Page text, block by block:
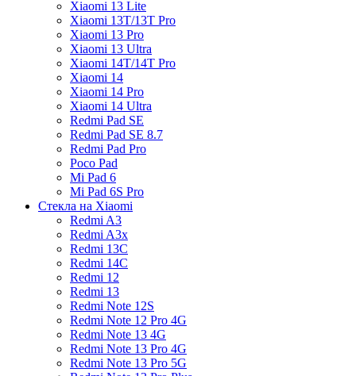
Xiaomi 13 Lite
Xiaomi 13T/13T Pro
Xiaomi 13 Pro
Xiaomi 13 Ultra
Xiaomi 14T/14T Pro
Xiaomi 14
Xiaomi 14 Pro
Xiaomi 14 Ultra
Redmi Pad SE
Redmi Pad SE 8.7
Redmi Pad Pro
Poco Pad
Mi Pad 6
Mi Pad 6S Pro
Стекла на Xiaomi
Redmi A3
Redmi A3x
Redmi 13C
Redmi 14C
Redmi 12
Redmi 13
Redmi Note 12S
Redmi Note 12 Pro 4G
Redmi Note 13 4G
Redmi Note 13 Pro 4G
Redmi Note 13 Pro 5G